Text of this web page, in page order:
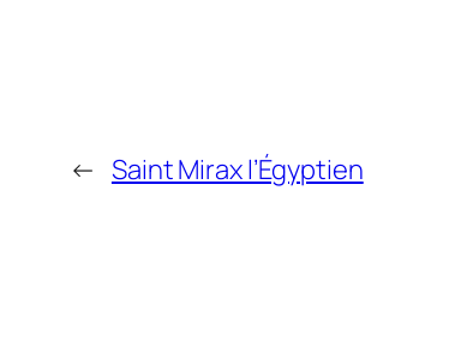
← Saint Mirax l’Égyptien